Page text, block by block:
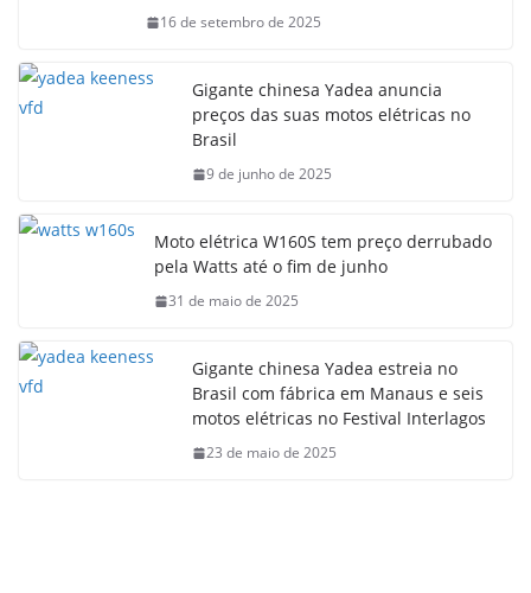
16 de setembro de 2025
Gigante chinesa Yadea anuncia
preços das suas motos elétricas no
Brasil
9 de junho de 2025
Moto elétrica W160S tem preço derrubado
pela Watts até o fim de junho
31 de maio de 2025
Gigante chinesa Yadea estreia no
Brasil com fábrica em Manaus e seis
motos elétricas no Festival Interlagos
23 de maio de 2025